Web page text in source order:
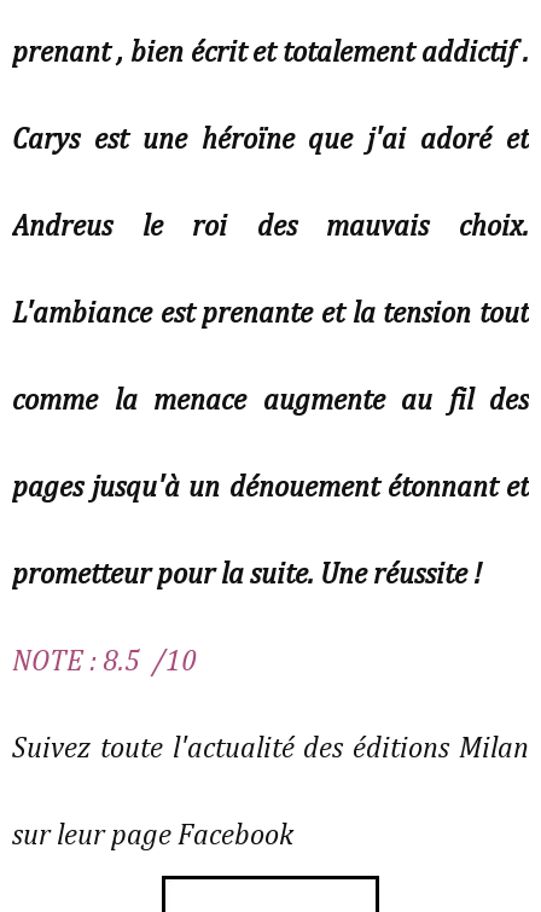
prenant , bien écrit et totalement addictif .
Carys est une héroïne que j'ai adoré et
Andreus le roi des mauvais choix.
L'ambiance est prenante et la tension tout
comme la menace augmente au fil des
pages jusqu'à un dénouement étonnant et
prometteur pour la suite. Une réussite !
NOTE : 8.5 /10
Suivez toute l'actualité des éditions Milan
sur leur page Facebook